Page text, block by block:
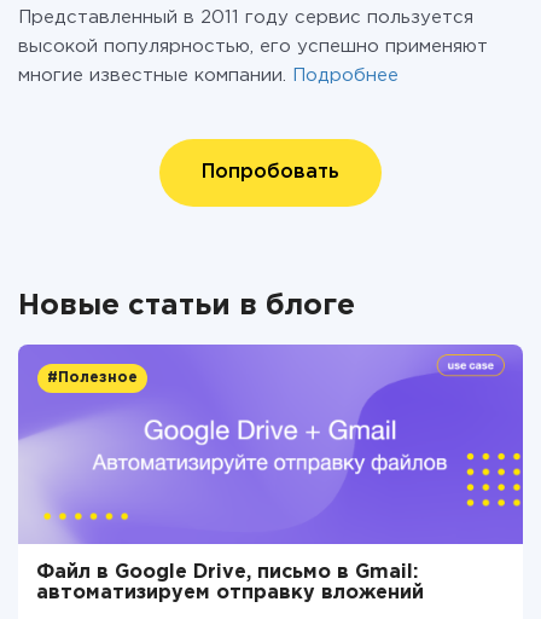
Представленный в 2011 году сервис пользуется
высокой популярностью, его успешно применяют
многие известные компании.
Подробнее
Попробовать
Новые статьи в блоге
#Полезное
Файл в Google Drive, письмо в Gmail:
автоматизируем отправку вложений